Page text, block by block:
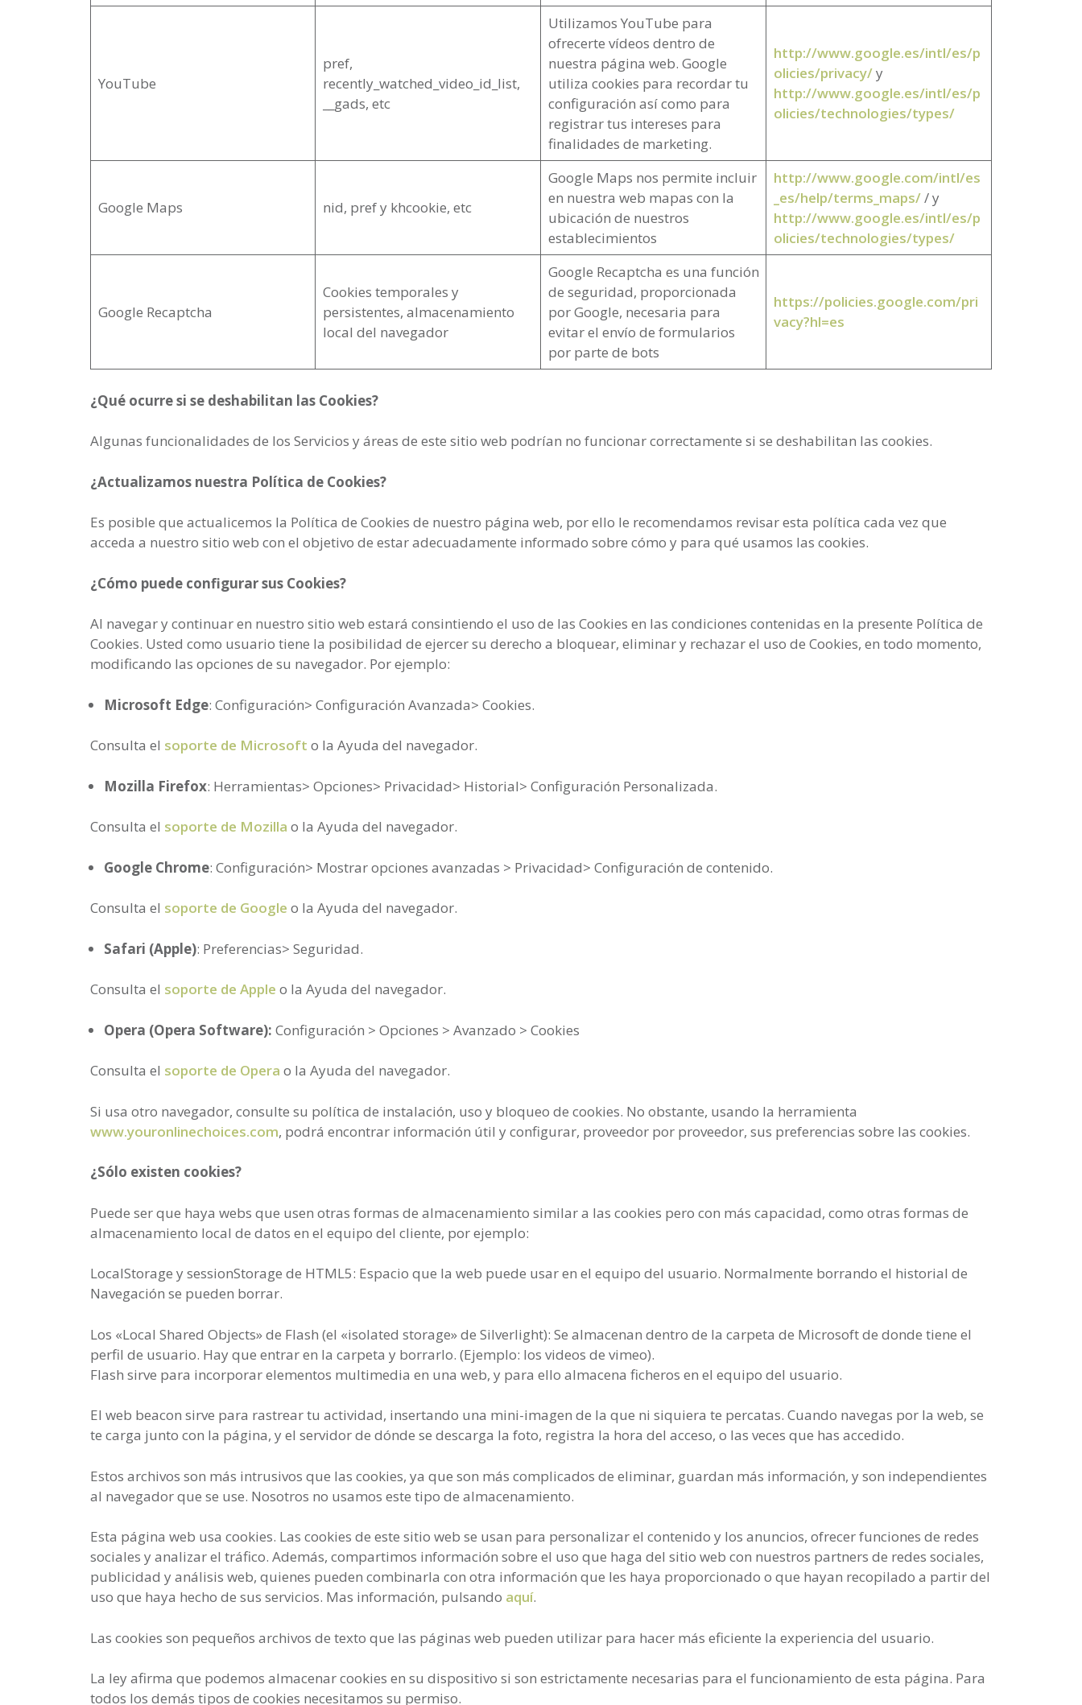
YouTube
pref,
recently_watched_video_id_list,
__gads, etc
Utilizamos YouTube para
ofrecerte vídeos dentro de
nuestra página web. Google
utiliza cookies para recordar tu
configuración así como para
registrar tus intereses para
finalidades de marketing.
http://www.google.es/intl/es/p
olicies/privacy/y
http://www.google.es/intl/es/p
olicies/technologies/types/
Google Maps nid, pref y khcookie, etc
Google Maps nos permite incluir
en nuestra web mapas con la
ubicación de nuestros
establecimientos
http://www.google.com/intl/es
_es/help/terms_maps// y
http://www.google.es/intl/es/p
olicies/technologies/types/
Google Recaptcha
Cookies temporales y
persistentes, almacenamiento
local del navegador
Google Recaptcha es una función
de seguridad, proporcionada
por Google, necesaria para
evitar el envío de formularios
por parte de bots
https://policies.google.com/pri
vacy?hl=es
¿Qué ocurre si se deshabilitan las Cookies?
Algunas funcionalidades de los Servicios y áreas de este sitio web podrían no funcionar correctamente si se deshabilitan las cookies.
¿Actualizamos nuestra Política de Cookies?
Es posible que actualicemos la Política de Cookies de nuestro página web, por ello le recomendamos revisar esta política cada vez que
acceda a nuestro sitio web con el objetivo de estar adecuadamente informado sobre cómo y para qué usamos las cookies.
¿Cómo puede configurar sus Cookies?
Al navegar y continuar en nuestro sitio web estará consintiendo el uso de las Cookies en las condiciones contenidas en la presente Política de
Cookies. Usted como usuario tiene la posibilidad de ejercer su derecho a bloquear, eliminar y rechazar el uso de Cookies, en todo momento,
modificando las opciones de su navegador. Por ejemplo:
Microsoft Edge: Configuración> Configuración Avanzada> Cookies.
Consulta el soporte de Microsoft o la Ayuda del navegador.
Mozilla Firefox: Herramientas> Opciones> Privacidad> Historial> Configuración Personalizada.
Consulta el soporte de Mozilla o la Ayuda del navegador.
Google Chrome: Configuración> Mostrar opciones avanzadas > Privacidad> Configuración de contenido.
Consulta el soporte de Google o la Ayuda del navegador.
Safari (Apple): Preferencias> Seguridad.
Consulta el soporte de Apple o la Ayuda del navegador.
Opera (Opera Software): Configuración > Opciones > Avanzado > Cookies
Consulta el soporte de Opera o la Ayuda del navegador.
Si usa otro navegador, consulte su política de instalación, uso y bloqueo de cookies. No obstante, usando la herramienta
www.youronlinechoices.com, podrá encontrar información útil y configurar, proveedor por proveedor, sus preferencias sobre las cookies.
¿Sólo existen cookies?
Puede ser que haya webs que usen otras formas de almacenamiento similar a las cookies pero con más capacidad, como otras formas de
almacenamiento local de datos en el equipo del cliente, por ejemplo:
LocalStorage y sessionStorage de HTML5: Espacio que la web puede usar en el equipo del usuario. Normalmente borrando el historial de
Navegación se pueden borrar.
Los «Local Shared Objects» de Flash (el «isolated storage» de Silverlight): Se almacenan dentro de la carpeta de Microsoft de donde tiene el
perfil de usuario. Hay que entrar en la carpeta y borrarlo. (Ejemplo: los videos de vimeo).
Flash sirve para incorporar elementos multimedia en una web, y para ello almacena ficheros en el equipo del usuario.
El web beacon sirve para rastrear tu actividad, insertando una mini-imagen de la que ni siquiera te percatas. Cuando navegas por la web, se
te carga junto con la página, y el servidor de dónde se descarga la foto, registra la hora del acceso, o las veces que has accedido.
Estos archivos son más intrusivos que las cookies, ya que son más complicados de eliminar, guardan más información, y son independientes
al navegador que se use. Nosotros no usamos este tipo de almacenamiento.
Esta página web usa cookies. Las cookies de este sitio web se usan para personalizar el contenido y los anuncios, ofrecer funciones de redes
sociales y analizar el tráfico. Además, compartimos información sobre el uso que haga del sitio web con nuestros partners de redes sociales,
publicidad y análisis web, quienes pueden combinarla con otra información que les haya proporcionado o que hayan recopilado a partir del
uso que haya hecho de sus servicios. Mas información, pulsando aquí.
Las cookies son pequeños archivos de texto que las páginas web pueden utilizar para hacer más eficiente la experiencia del usuario.
La ley afirma que podemos almacenar cookies en su dispositivo si son estrictamente necesarias para el funcionamiento de esta página. Para
todos los demás tipos de cookies necesitamos su permiso.